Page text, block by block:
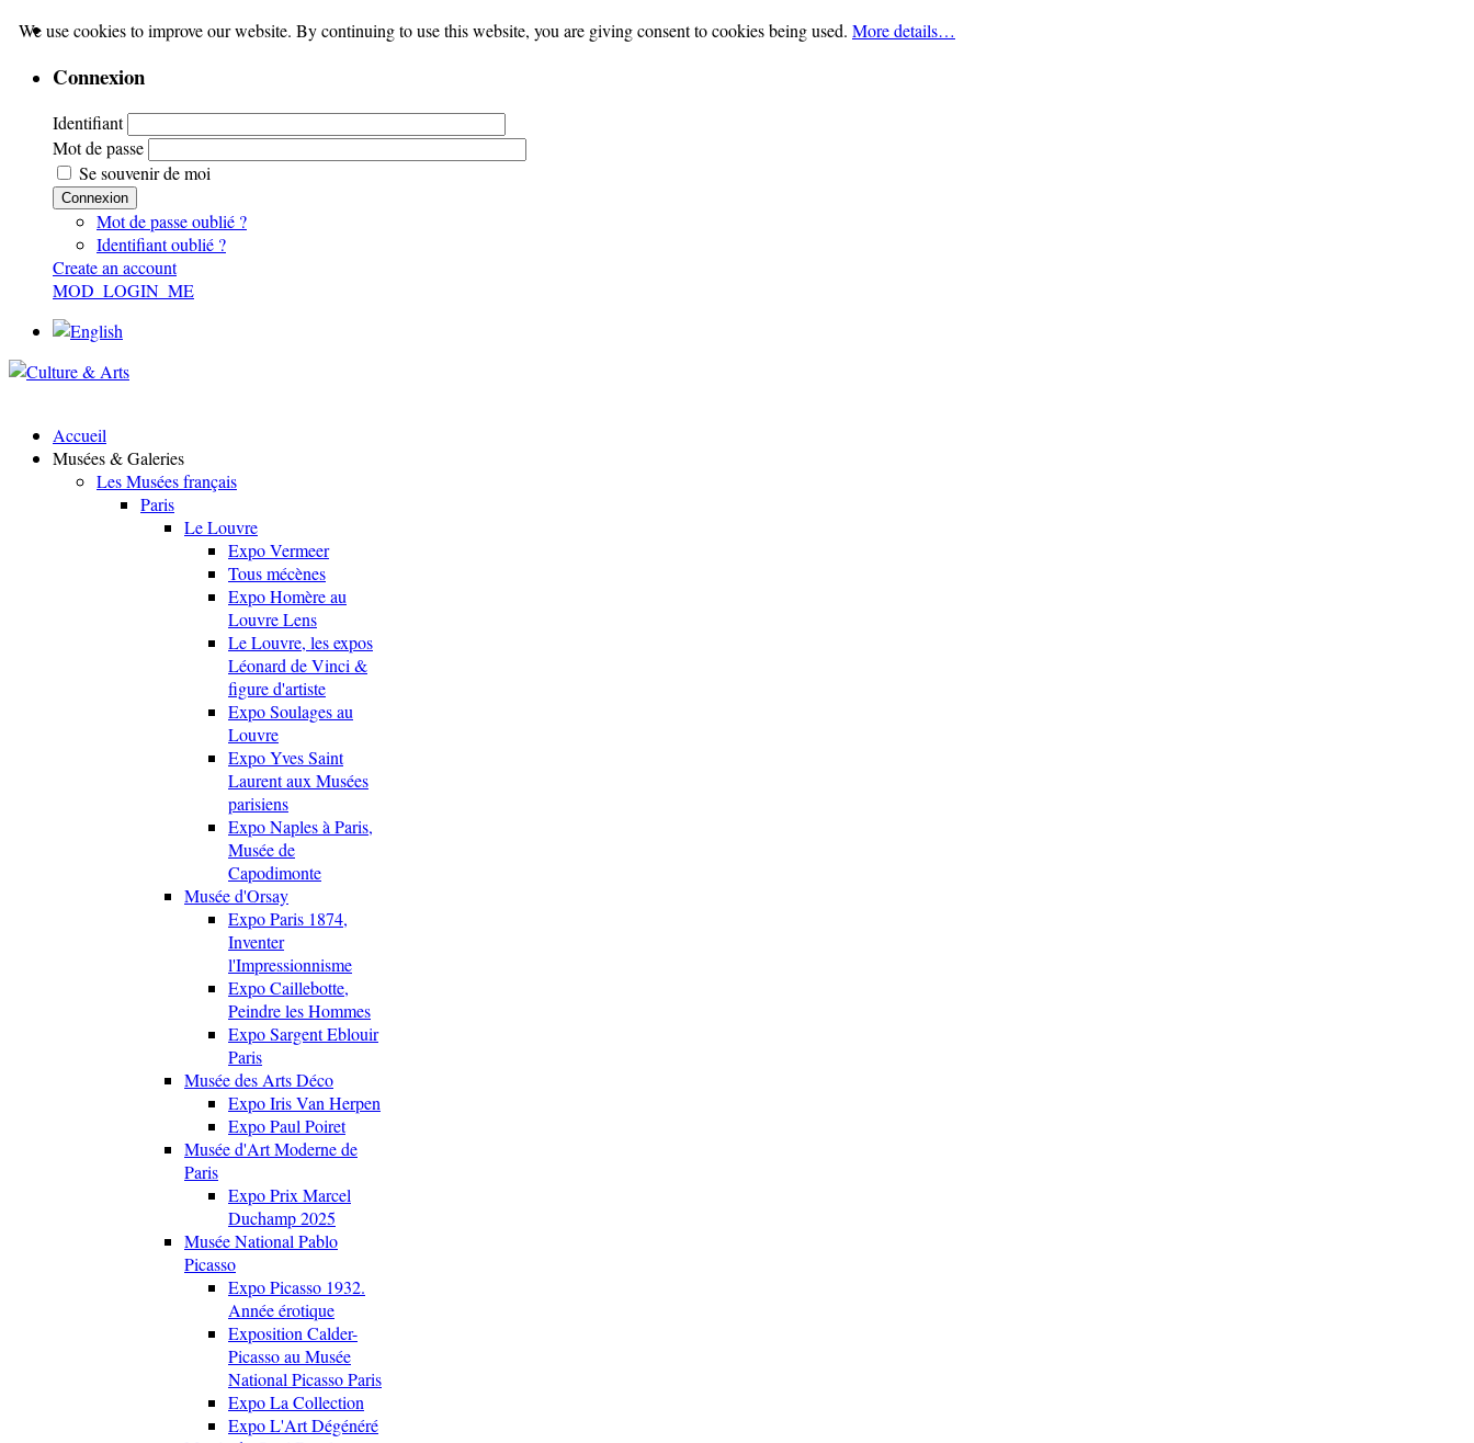
Connexion
Identifiant
Mot de passe
Se souvenir de moi
Connexion
Mot de passe oublié ?
Identifiant oublié ?
Create an account
MOD_LOGIN_ME
Accueil
Musées & Galeries
Les Musées français
Paris
Le Louvre
Expo Vermeer
Tous mécènes
Expo Homère au
Louvre Lens
Le Louvre, les expos
Léonard de Vinci &
figure d'artiste
Expo Soulages au
Louvre
Expo Yves Saint
Laurent aux Musées
parisiens
Expo Naples à Paris,
Musée de
Capodimonte
Musée d'Orsay
Expo Paris 1874,
Inventer
l'Impressionnisme
Expo Caillebotte,
Peindre les Hommes
Expo Sargent Eblouir
Paris
Musée des Arts Déco
Expo Iris Van Herpen
Expo Paul Poiret
Musée d'Art Moderne de
Paris
Expo Prix Marcel
Duchamp 2025
Musée National Pablo
Picasso
Expo Picasso 1932.
Année érotique
Exposition Calder-
Picasso au Musée
National Picasso Paris
Expo La Collection
Expo L'Art Dégénéré
We use cookies to improve our website. By continuing to use this website, you are giving consent to cookies being used. More details…